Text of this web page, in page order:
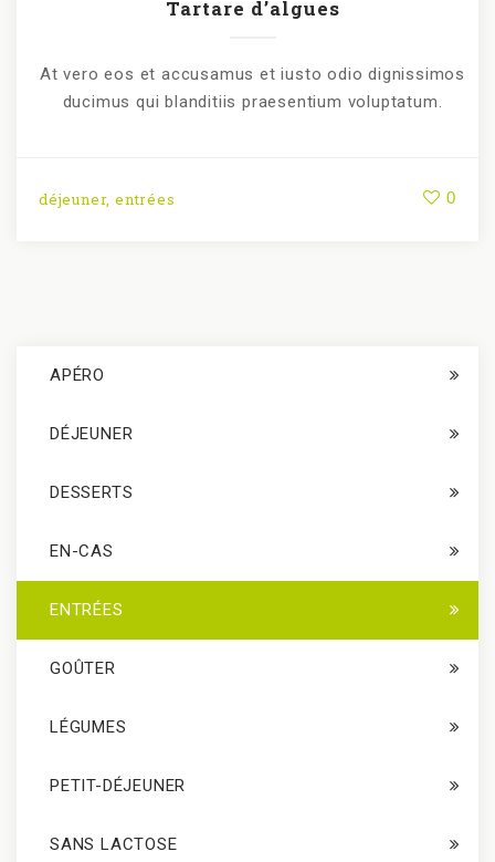
Tartare d’algues
At vero eos et accusamus et iusto odio dignissimos
ducimus qui blanditiis praesentium voluptatum.
déjeuner,entrées 0
APÉRO
DÉJEUNER
DESSERTS
EN-CAS
ENTRÉES
GOÛTER
LÉGUMES
PETIT-DÉJEUNER
SANS LACTOSE